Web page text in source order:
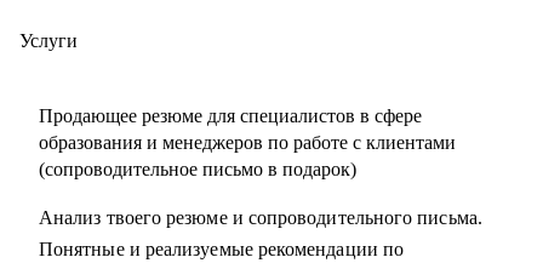
• Эксперт в области ведения бизнеса в образовательной
• Наняла и адаптировала 100+ сотрудников.
• Карьерное консультирование, рекомендации по
составлению резюме, подготовка к интервью и помощь в
Услуги
Продающее резюме для специалистов в сфере
образования и менеджеров по работе с клиентами
(сопроводительное письмо в подарок)
Анализ твоего резюме и сопроводительного письма.
Понятные и реализуемые рекомендации по